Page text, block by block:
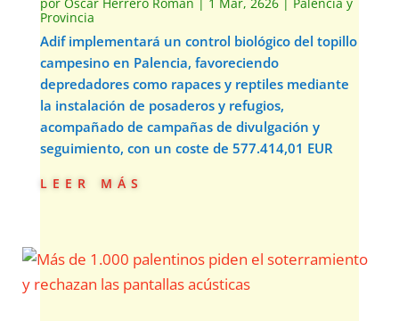
Provincia
Adif implementará un control biológico del topillo
campesino en Palencia, favoreciendo
depredadores como rapaces y reptiles mediante
la instalación de posaderos y refugios,
acompañado de campañas de divulgación y
seguimiento, con un coste de 577.414,01 EUR
leer más